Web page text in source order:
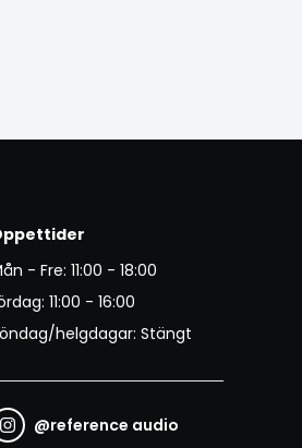
- Fre: 11:00 - 18:00
11:00 - 16:00
helgdagar: Stängt
@reference audio